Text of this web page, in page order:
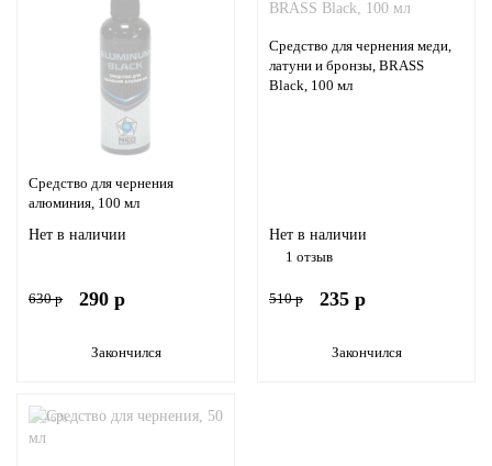
Средство для чернения
алюминия, 100 мл
Нет в наличии
630 р 290 р
Закончился
Средство для чернения меди,
латуни и бронзы, BRASS
Black, 100 мл
Нет в наличии
1 отзыв
510 р 235 р
Закончился
-46%